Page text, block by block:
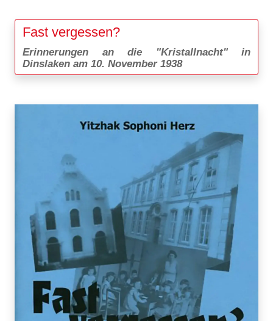
Fast vergessen?
Erinnerungen an die "Kristallnacht" in
Dinslaken am 10. November 1938